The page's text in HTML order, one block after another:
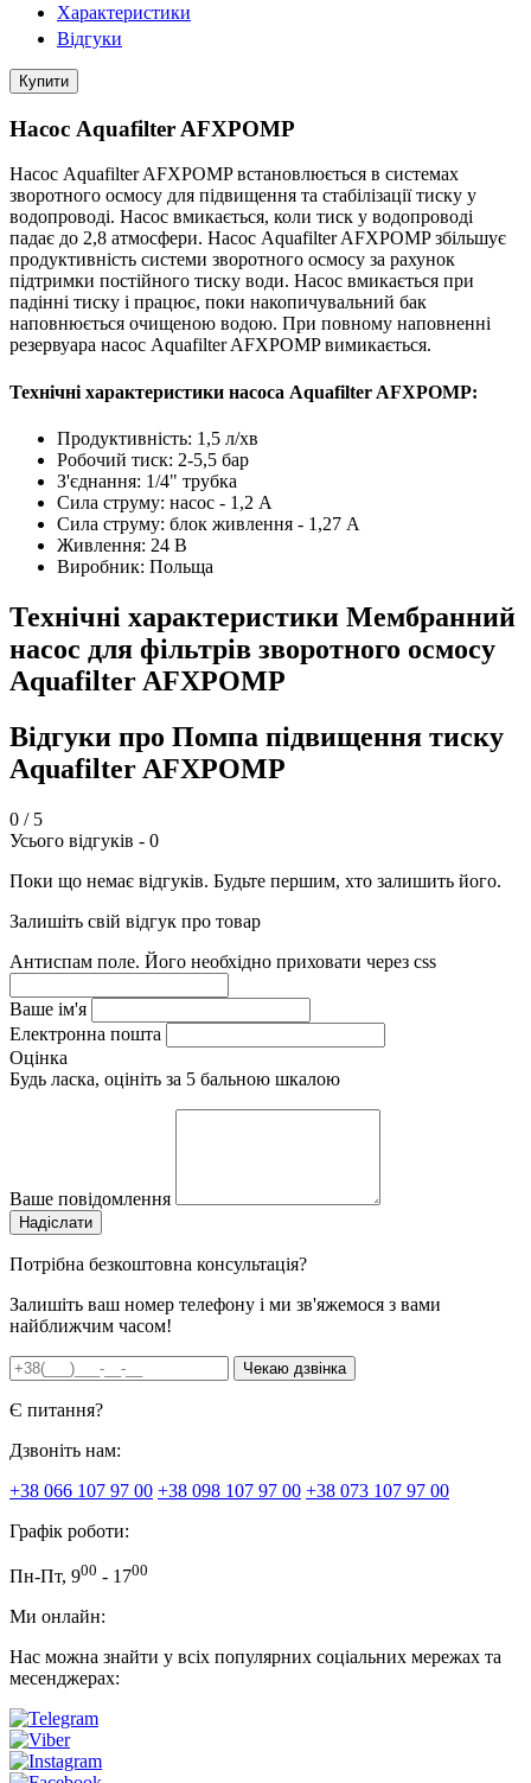
Характеристики
Відгуки
Купити
Насос Aquafilter AFXPOMP
Насос Aquafilter AFXPOMP встановлюється в системах
зворотного осмосу для підвищення та стабілізації тиску у
водопроводі. Насос вмикається, коли тиск у водопроводі
падає до 2,8 атмосфери. Насос Aquafilter AFXPOMP збільшує
продуктивність системи зворотного осмосу за рахунок
підтримки постійного тиску води. Насос вмикається при
падінні тиску і працює, поки накопичувальний бак
наповнюється очищеною водою. При повному наповненні
резервуара насос Aquafilter AFXPOMP вимикається.
Технічні характеристики насоса Aquafilter AFXPOMP:
Продуктивність: 1,5 л/хв
Робочий тиск: 2-5,5 бар
З'єднання: 1/4" трубка
Сила струму: насос - 1,2 А
Сила струму: блок живлення - 1,27 А
Живлення: 24 В
Виробник: Польща
Технічні характеристики Мембранний
насос для фільтрів зворотного осмосу
Aquafilter AFXPOMP
Відгуки про Помпа підвищення тиску
Aquafilter AFXPOMP
0 / 5
Усього відгуків - 0
Поки що немає відгуків. Будьте першим, хто залишить його.
Залишіть свій відгук про товар
Антиспам поле. Його необхідно приховати через css
Ваше ім'я
Електронна пошта
Оцінка
Будь ласка, оцініть за 5 бальною шкалою
Ваше повідомлення
Потрібна безкоштовна консультація?
Залишіть ваш номер телефону і ми зв'яжемося з вами
найближчим часом!
Є питання?
Дзвоніть нам:
+38 066 107 97 00 +38 098 107 97 00 +38 073 107 97 00
Графік роботи:
Пн-Пт, 900 - 1700
Ми онлайн:
Нас можна знайти у всіх популярних соціальних мережах та
месенджерах: